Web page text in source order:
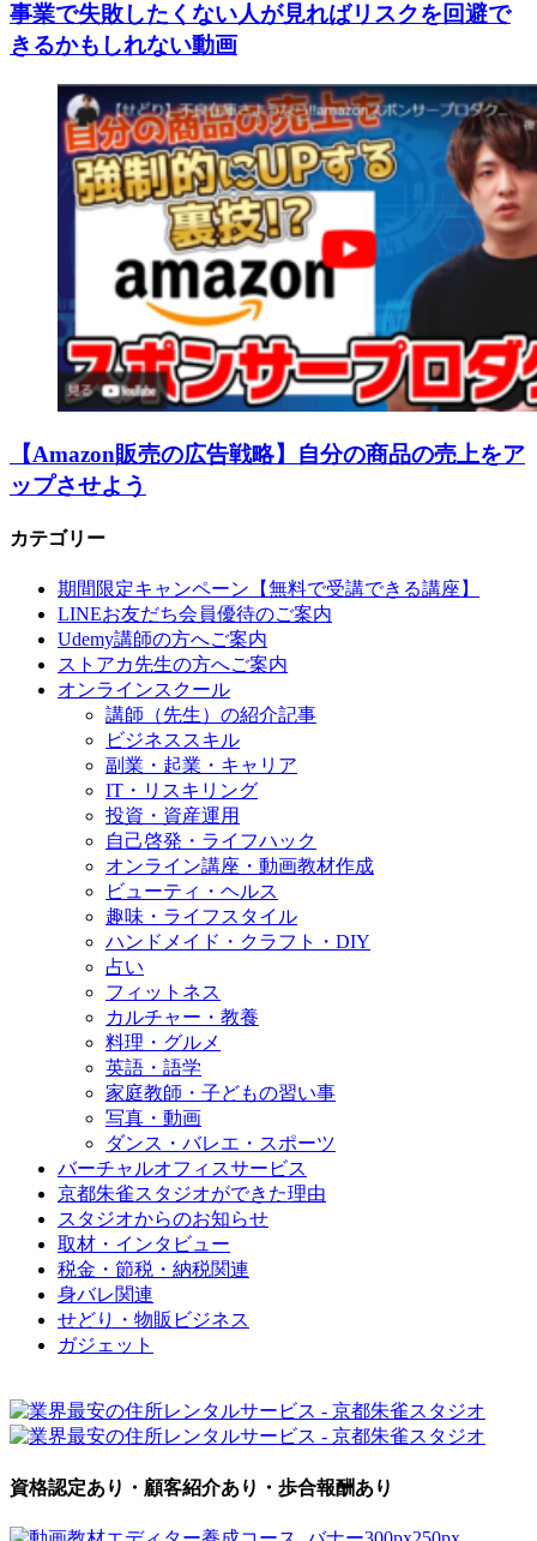
事業で失敗したくない人が見ればリスクを回避で
きるかもしれない動画
【Amazon販売の広告戦略】自分の商品の売上をア
ップさせよう
カテゴリー
期間限定キャンペーン【無料で受講できる講座】
LINEお友だち会員優待のご案内
Udemy講師の方へご案内
ストアカ先生の方へご案内
オンラインスクール
講師（先生）の紹介記事
ビジネススキル
副業・起業・キャリア
IT・リスキリング
投資・資産運用
自己啓発・ライフハック
オンライン講座・動画教材作成
ビューティ・ヘルス
趣味・ライフスタイル
ハンドメイド・クラフト・DIY
占い
フィットネス
カルチャー・教養
料理・グルメ
英語・語学
家庭教師・子どもの習い事
写真・動画
ダンス・バレエ・スポーツ
バーチャルオフィスサービス
京都朱雀スタジオができた理由
スタジオからのお知らせ
取材・インタビュー
税金・節税・納税関連
身バレ関連
せどり・物販ビジネス
ガジェット
資格認定あり・顧客紹介あり・歩合報酬あり